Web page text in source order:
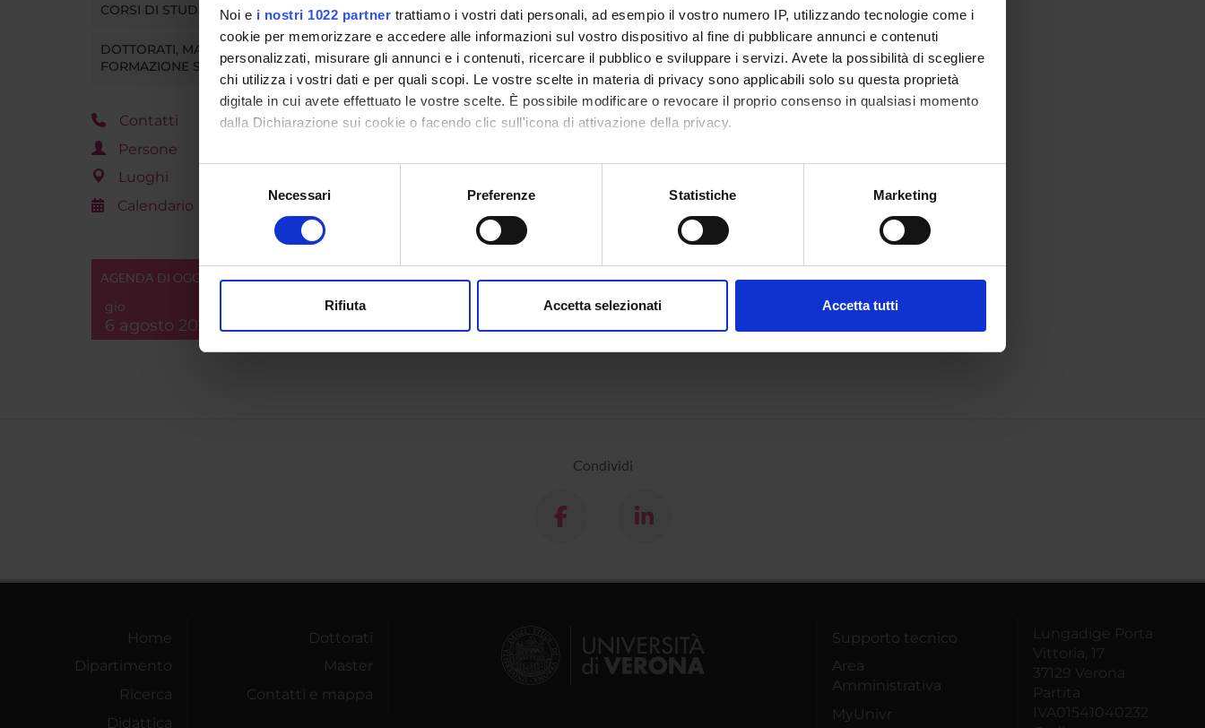
Noi e i nostri 1022 partner trattiamo i vostri dati personali, ad esempio il vostro numero IP, utilizzando tecnologie come i
cookie per memorizzare e accedere alle informazioni sul vostro dispositivo al fine di pubblicare annunci e contenuti
personalizzati, misurare gli annunci e i contenuti, ricercare il pubblico e sviluppare i servizi. Avete la possibilità di scegliere
chi utilizza i vostri dati e per quali scopi. Le vostre scelte in materia di privacy sono applicabili solo su questa proprietà
digitale in cui avete effettuato le vostre scelte. È possibile modificare o revocare il proprio consenso in qualsiasi momento
dalla Dichiarazione sui cookie o facendo clic sull'icona di attivazione della privacy.
Con il tuo consenso, vorremmo anche:
raccogliere informazioni sulla tua posizione geografica, con un'approssimazione di qualche metro,
digitali).
modificare o ritirare il tuo consenso in qualsiasi momento dalla Dichiarazione sui cookie.
Necessari Preferenze Statistiche Marketing
Rifiuta Accetta selezionati Accetta tutti
CORSI DI STUDIO
DOTTORATI, MASTER E
FORMAZIONE SUPERIORE
Contatti
Persone
Luoghi
Calendario
AGENDA DI OGGI
gio
6 agosto 2026
Condividi
Home
Dipartimento
Ricerca
Didattica
Dottorati
Master
Contatti e mappa
Supporto tecnico
Area
Amministrativa
MyUnivr
Lungadige Porta
Vittoria, 17
37129 Verona
Partita
IVA01541040232